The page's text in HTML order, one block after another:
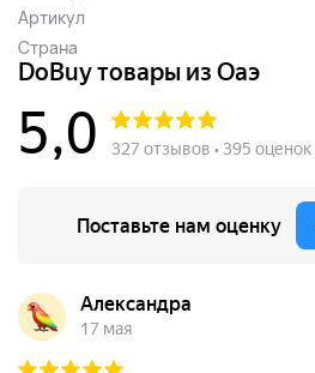
Артикул
Страна